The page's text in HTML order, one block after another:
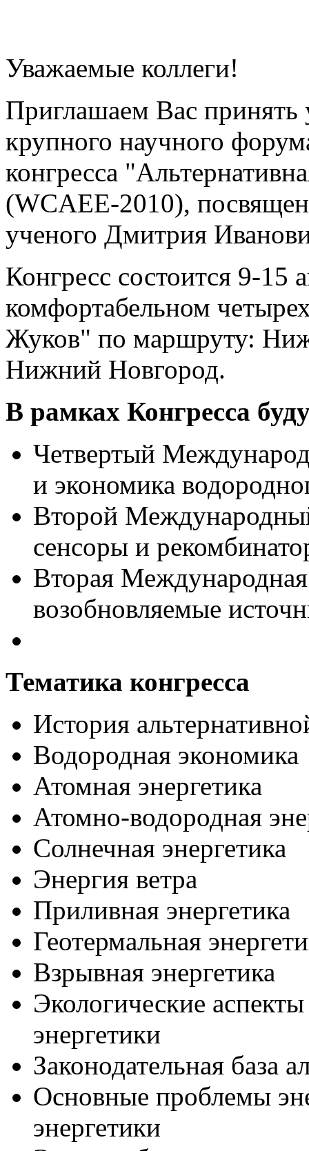
Уважаемые коллеги!
Приглашаем Вас принять
крупного научного
конгресса
(WCAEE-2010),
ученого Дмитрия
Конгресс состоится 9-15
комфортабельном
Жуков" по маршруту:
Нижний Новгород.
В рамках Конгресса
Четвертый
и экономика
Второй
сенсоры и
Вторая
возобновляемые
Тематика конгресса
История
Водородная экономика
Атомная энергетика
Атомно-водородная
Солнечная энергетика
Энергия ветра
Приливная энергетика
Геотермальная
Взрывная энергетика
Экологические
энергетики
Законодательная база
Основные проблемы
энергетики